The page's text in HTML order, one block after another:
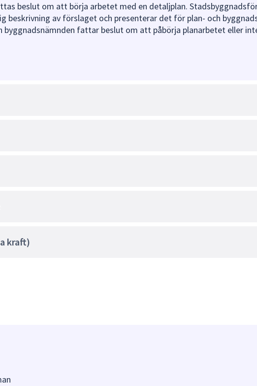
beslut om att börja arbetet med en detaljplan.
beskrivning av förslaget och presenterar det för plan- och
byggnadsnämnden fattar beslut om att påbörja planarbetet eller
positivt planbesked fattar plan- och byggnadsnämnden beslut om
kraft)